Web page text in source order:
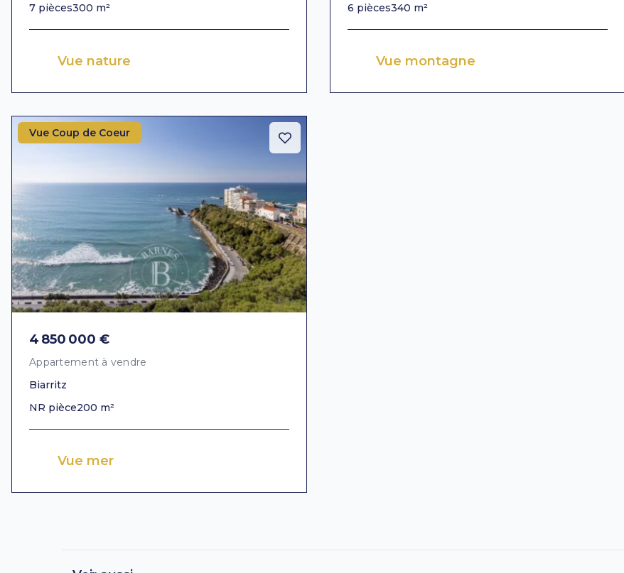
7 pièces300 m²
Vue nature
6 pièces340 m²
Vue montagne
Vue Coup de Coeur
4 850 000 €
Appartement à vendre
Biarritz
NR pièce200 m²
Vue mer